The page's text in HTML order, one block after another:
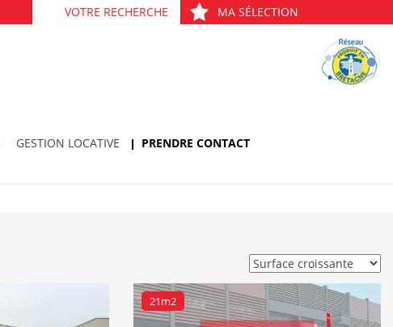
VOTRE RECHERCHE MA SÉLECTION
GESTION LOCATIVE PRENDRE CONTACT
21m2